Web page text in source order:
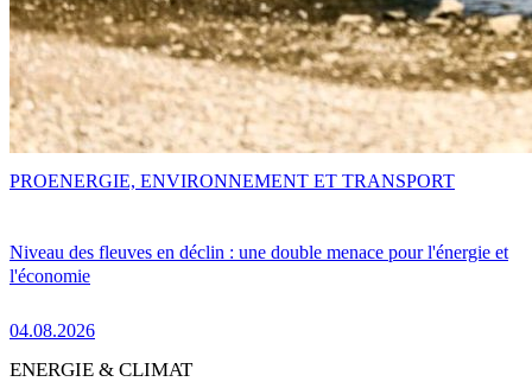
Niveau des fleuves en déclin : une double menace pour l'énergie et
l'économie
04.08.2026
PROENERGIE, ENVIRONNEMENT ET TRANSPORT
ENERGIE & CLIMAT